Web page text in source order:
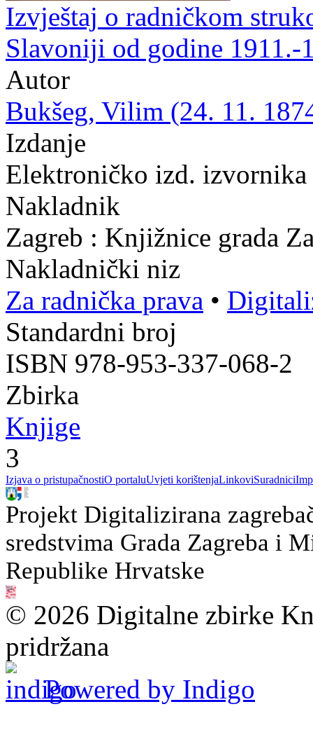
Izvještaj o radničkom
Slavoniji od godine
Autor
Bukšeg, Vilim (24. 11.
Izdanje
Elektroničko izd.
Nakladnik
Zagreb : Knjižnice grada
Nakladnički niz
Za radnička prava •
Standardni broj
ISBN 978-953-337-068-2
Zbirka
Knjige
3
Izjava o pristupačnostiO portaluUvjeti korištenjaLinkoviSuradnici
Projekt Digitalizirana
sredstvima Grada Zagreba i
Republike Hrvatske
© 2026 Digitalne zbirke
pridržana
Powered by Indigo